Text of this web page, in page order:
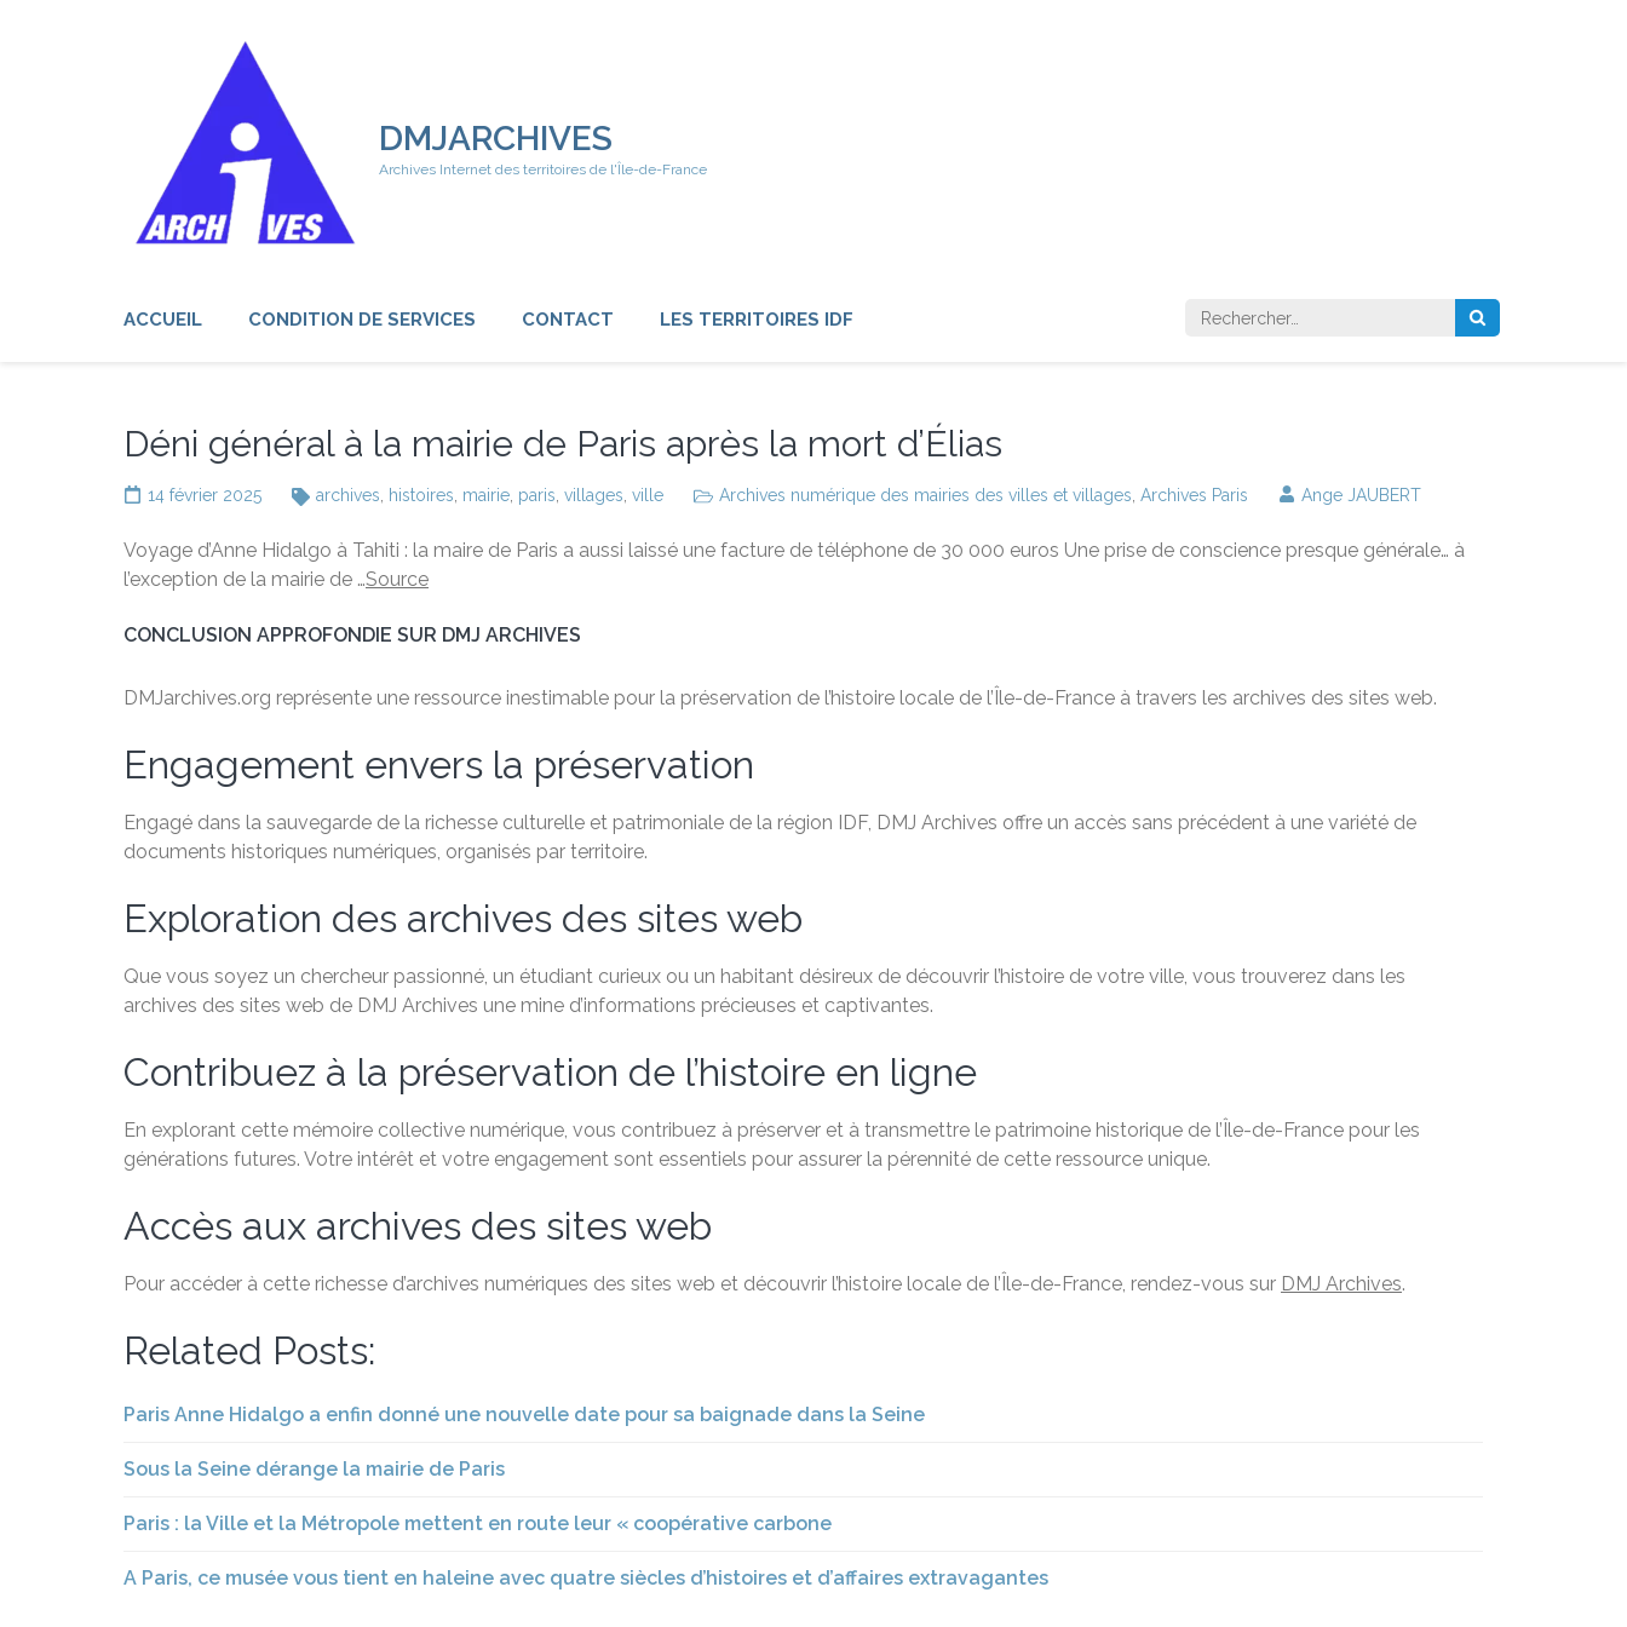
DMJARCHIVES
Archives Internet des territoires de l'Île-de-France
ACCUEIL CONDITION DE SERVICES CONTACT LES TERRITOIRES IDF Rechercher :
Déni général à la mairie de Paris après la mort d’Élias
14 février 2025 archives histoires mairie paris villages ville Archives numérique des mairies des villes et villages Archives Paris Ange JAUBERT
Voyage d’Anne Hidalgo à Tahiti : la maire de Paris a aussi laissé une facture de téléphone de 30 000 euros Une prise de conscience presque générale… à
l’exception de la mairie de …Source
CONCLUSION APPROFONDIE SUR DMJ ARCHIVES
DMJarchives.org représente une ressource inestimable pour la préservation de l’histoire locale de l’Île-de-France à travers les archives des sites web.
Engagement envers la préservation
Engagé dans la sauvegarde de la richesse culturelle et patrimoniale de la région IDF, DMJ Archives offre un accès sans précédent à une variété de
documents historiques numériques, organisés par territoire.
Exploration des archives des sites web
Que vous soyez un chercheur passionné, un étudiant curieux ou un habitant désireux de découvrir l’histoire de votre ville, vous trouverez dans les
archives des sites web de DMJ Archives une mine d’informations précieuses et captivantes.
Contribuez à la préservation de l’histoire en ligne
En explorant cette mémoire collective numérique, vous contribuez à préserver et à transmettre le patrimoine historique de l’Île-de-France pour les
générations futures. Votre intérêt et votre engagement sont essentiels pour assurer la pérennité de cette ressource unique.
Accès aux archives des sites web
Pour accéder à cette richesse d’archives numériques des sites web et découvrir l’histoire locale de l’Île-de-France, rendez-vous sur DMJ Archives.
Related Posts:
Paris Anne Hidalgo a enfin donné une nouvelle date pour sa baignade dans la Seine
Sous la Seine dérange la mairie de Paris
Paris : la Ville et la Métropole mettent en route leur « coopérative carbone
A Paris, ce musée vous tient en haleine avec quatre siècles d’histoires et d’affaires extravagantes